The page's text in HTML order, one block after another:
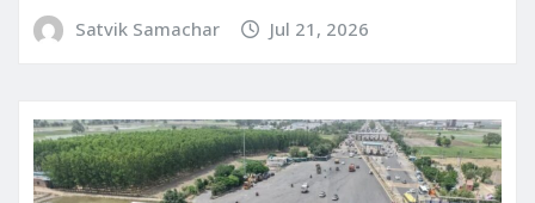
Satvik Samachar Jul 21, 2026